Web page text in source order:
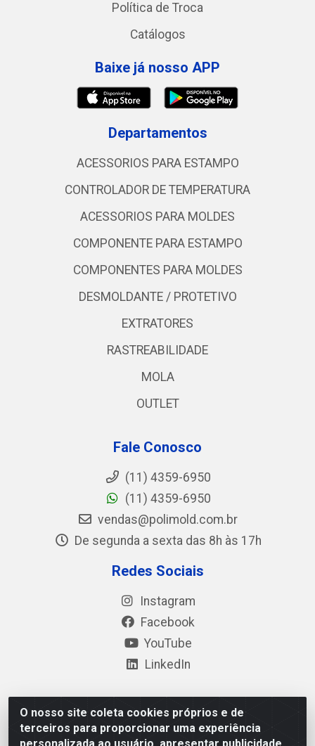
O nosso site coleta cookies próprios e de
terceiros para proporcionar uma experiência
Política de Troca
Catálogos
Baixe já nosso APP
Departamentos
ACESSORIOS PARA ESTAMPO
CONTROLADOR DE TEMPERATURA
ACESSORIOS PARA MOLDES
COMPONENTE PARA ESTAMPO
COMPONENTES PARA MOLDES
DESMOLDANTE / PROTETIVO
EXTRATORES
RASTREABILIDADE
MOLA
OUTLET
Fale Conosco
(11) 4359-6950
(11) 4359-6950
vendas@polimold.com.br
De segunda a sexta das 8h às 17h
Redes Sociais
Instagram
Facebook
YouTube
LinkedIn
Polimold Industrial Ltda - Estrada dos Casa, 4585 – São
Bernardo do Campo / SP – CEP: 09.840-000 - CNPJ